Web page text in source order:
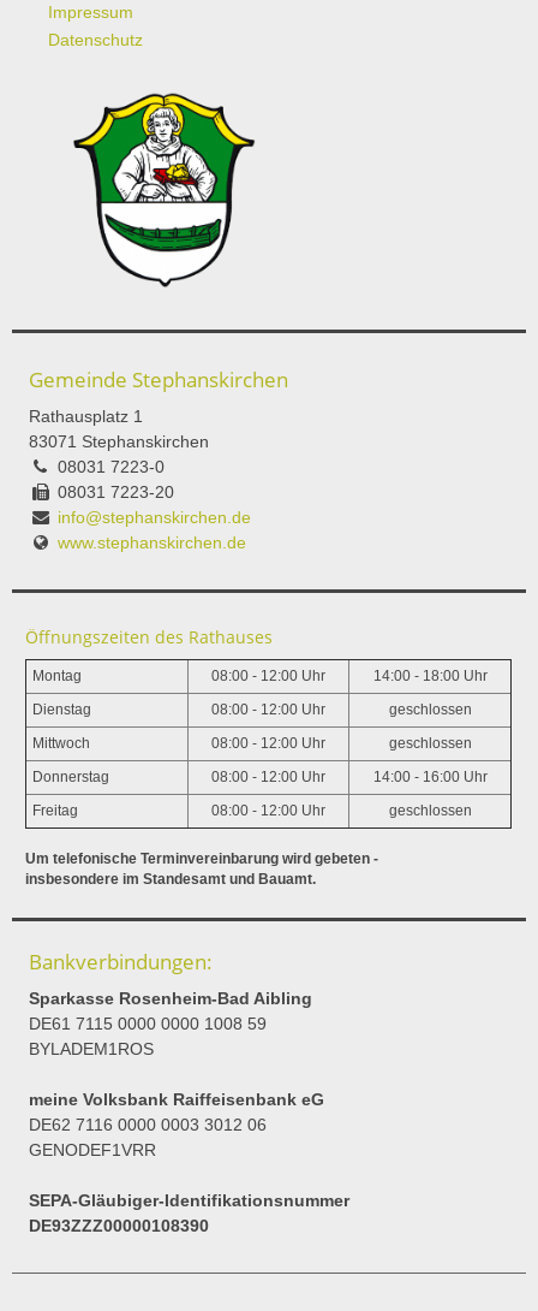
Impressum
Datenschutz
Gemeinde Stephanskirchen
Rathausplatz 1
83071 Stephanskirchen
08031 7223-0
08031 7223-20
info@stephanskirchen.de
www.stephanskirchen.de
Öffnungszeiten des Rathauses
Montag 08:00 - 12:00 Uhr 14:00 - 18:00 Uhr
Dienstag 08:00 - 12:00 Uhr geschlossen
Mittwoch 08:00 - 12:00 Uhr geschlossen
Donnerstag 08:00 - 12:00 Uhr 14:00 - 16:00 Uhr
Freitag 08:00 - 12:00 Uhr geschlossen
Um telefonische Terminvereinbarung wird gebeten -
insbesondere im Standesamt und Bauamt.
Bankverbindungen:
Sparkasse Rosenheim-Bad Aibling
DE61 7115 0000 0000 1008 59
BYLADEM1ROS
meine Volksbank Raiffeisenbank eG
DE62 7116 0000 0003 3012 06
GENODEF1VRR
SEPA-Gläubiger-Identifikationsnummer
DE93ZZZ00000108390